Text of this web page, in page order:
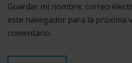
Guardar mi nombre, correo
este navegador para la próxima
comentario.